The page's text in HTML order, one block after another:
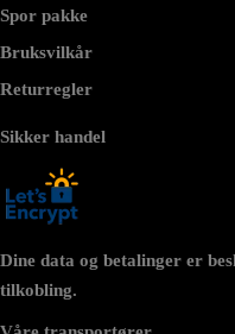
Spor pakke
Bruksvilkår
Returregler
Sikker handel
Dine data og betalinger er
tilkobling.